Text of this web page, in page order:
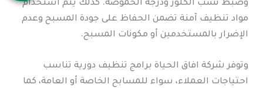
وضبط نسب الكلور ودرجة الحموضة. كذلك يتم استخدام
مواد تنظيف آمنة تضمن الحفاظ على جودة المسبح وعدم
الإضرار بالمستخدمين أو مكونات المسبح.
وتوفر شركة افاق الحياة برامج تنظيف دورية تناسب
احتياجات العملاء، سواء للمسابح الخاصة أو العامة، كما